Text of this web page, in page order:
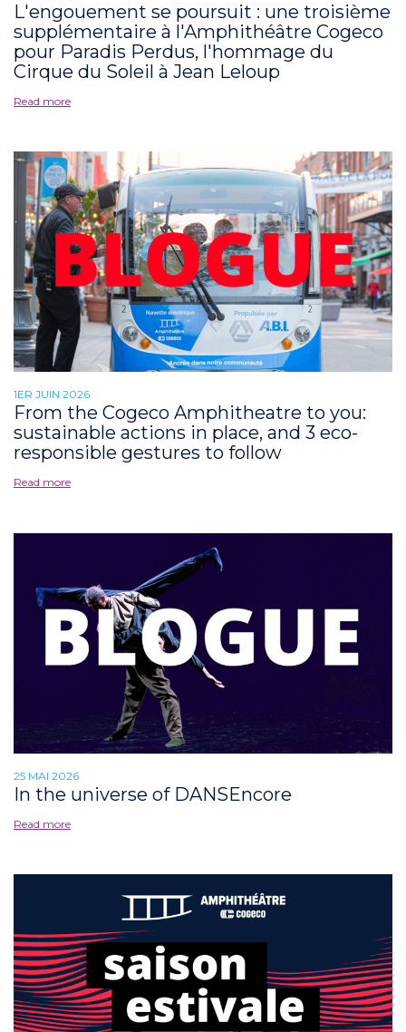
L'engouement se poursuit : une troisième
supplémentaire à l'Amphithéâtre Cogeco
pour Paradis Perdus, l'hommage du
Cirque du Soleil à Jean Leloup
Read more
1ER JUIN 2026
From the Cogeco Amphitheatre to you:
sustainable actions in place, and 3 eco-
responsible gestures to follow
Read more
25 MAI 2026
In the universe of DANSEncore
Read more